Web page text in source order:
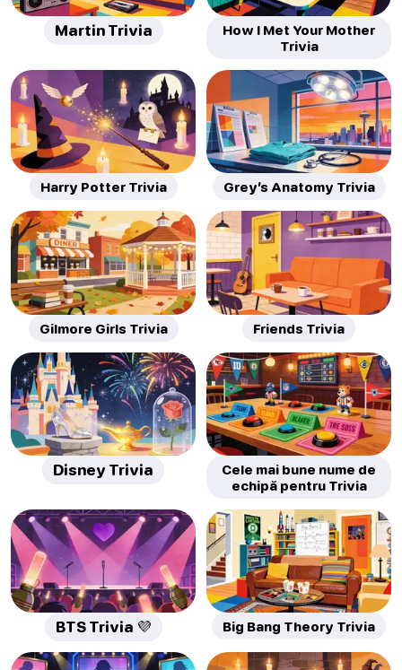
Martin Trivia
How I Met Your Mother
Trivia
Harry Potter Trivia Grey’s Anatomy Trivia
Gilmore Girls Trivia Friends Trivia
Disney Trivia
Cele mai bune nume de
echipă pentru Trivia
BTS Trivia 💜 Big Bang Theory Trivia